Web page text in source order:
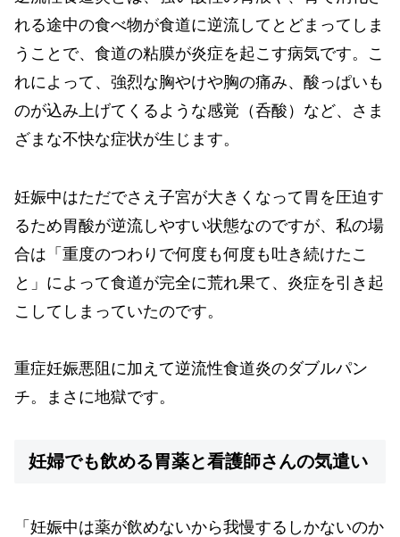
れる途中の食べ物が食道に逆流してとどまってしま
うことで、食道の粘膜が炎症を起こす病気です。こ
れによって、強烈な胸やけや胸の痛み、酸っぱいも
のが込み上げてくるような感覚（呑酸）など、さま
ざまな不快な症状が生じます。
妊娠中はただでさえ子宮が大きくなって胃を圧迫す
るため胃酸が逆流しやすい状態なのですが、私の場
合は「重度のつわりで何度も何度も吐き続けたこ
と」によって食道が完全に荒れ果て、炎症を引き起
こしてしまっていたのです。
重症妊娠悪阻に加えて逆流性食道炎のダブルパン
チ。まさに地獄です。
妊婦でも飲める胃薬と看護師さんの気遣い
「妊娠中は薬が飲めないから我慢するしかないのか